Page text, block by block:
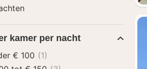
kamer per nacht
Onder € 100 (1)